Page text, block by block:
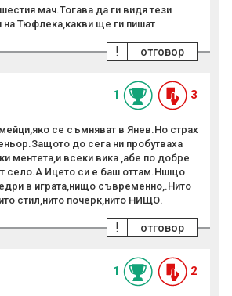
мач.Тогава да ги видя тези
на Тюфлека,какви ще ги пишат
отговор
!
1 3
се съмняват в Янев.Но страх
до сега ни пробутваха
ментета,и всеки вика ,абе по добре
село.А Ицето си е баш оттам.Ншщо
в играта,нищо съвременно,.Нито
стил,нито почерк,нито НИЩО.
отговор
!
1 2